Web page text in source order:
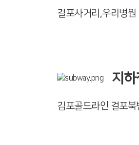
걸포사거리,우리병
지하
김포골드라인 걸포